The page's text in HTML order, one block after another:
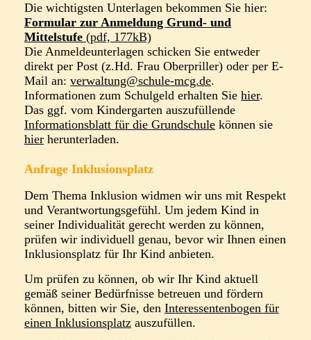
Die wichtigsten Unterlagen bekommen Sie hier:
Formular zur Anmeldung Grund- und
Mittelstufe (pdf, 177kB)
Die Anmeldeunterlagen schicken Sie entweder
direkt per Post (z.Hd. Frau Oberpriller) oder per E-
Mail an: verwaltung@schule-mcg.de.
Informationen zum Schulgeld erhalten Sie hier.
Das ggf. vom Kindergarten auszufüllende
Informationsblatt für die Grundschule können sie
hier herunterladen.
Anfrage Inklusionsplatz
Dem Thema Inklusion widmen wir uns mit Respekt
und Verantwortungsgefühl. Um jedem Kind in
seiner Individualität gerecht werden zu können,
prüfen wir individuell genau, bevor wir Ihnen einen
Inklusionsplatz für Ihr Kind anbieten.
Um prüfen zu können, ob wir Ihr Kind aktuell
gemäß seiner Bedürfnisse betreuen und fördern
können, bitten wir Sie, den Interessentenbogen für
einen Inklusionsplatz auszufüllen.